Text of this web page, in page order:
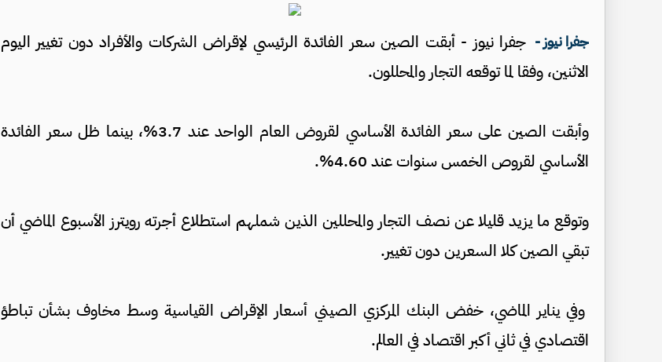
جفرا نيوز - جفرا نيوز - أبقت الصين سعر الفائدة الرئيسي لإقراض الشركات والأفراد دون تغيير اليوم
الاثنين، وفقا لما توقعه التجار والمحللون.
وأبقت الصين على سعر الفائدة الأساسي لقروض العام الواحد عند 3.7%، بينما ظل سعر الفائدة
الأساسي لقروص الخمس سنوات عند 4.60%.
وتوقع ما يزيد قليلا عن نصف التجار والمحللين الذين شملهم استطلاع أجرته رويترز الأسبوع الماضي أن
تبقي الصين كلا السعرين دون تغيير.
وفي يناير الماضي، خفض البنك المركزي الصيني أسعار الإقراض القياسية وسط مخاوف بشأن تباطؤ
اقتصادي في ثاني أكبر اقتصاد في العالم.